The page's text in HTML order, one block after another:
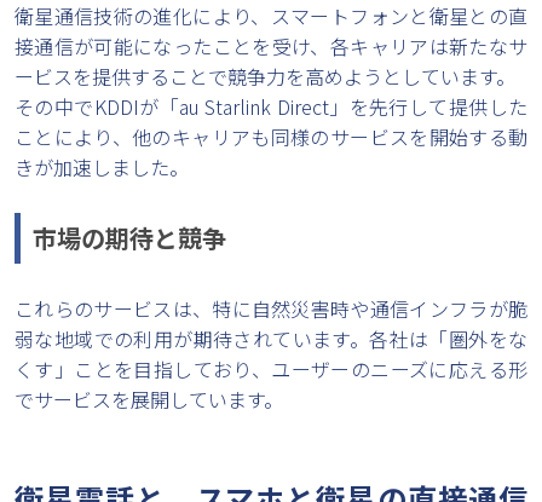
衛星通信技術の進化により、スマートフォンと衛星との直
接通信が可能になったことを受け、各キャリアは新たなサ
ービスを提供することで競争力を高めようとしています。
その中でKDDIが「au Starlink Direct」を先行して提供した
ことにより、他のキャリアも同様のサービスを開始する動
きが加速しました。
市場の期待と競争
これらのサービスは、特に自然災害時や通信インフラが脆
弱な地域での利用が期待されています。各社は「圏外をな
くす」ことを目指しており、ユーザーのニーズに応える形
でサービスを展開しています。